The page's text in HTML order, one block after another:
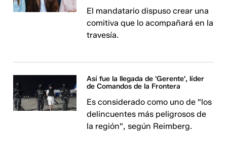
El mandatario dispuso crear una
comitiva que lo acompañará en la
travesía.
Así fue la llegada de 'Gerente', líder
de Comandos de la Frontera
Es considerado como uno de "los
delincuentes más peligrosos de
la región", según Reimberg.